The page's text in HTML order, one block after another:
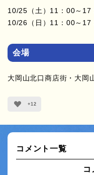
10/25（土）11：00～
10/26（日）11：00～
会場
大岡山北口商店街・大岡
+12
コメント一覧
コ